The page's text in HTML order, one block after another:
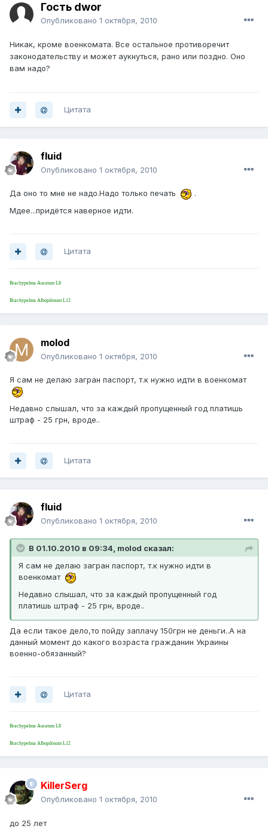
Гость dwor
Опубликовано 1 октября, 2010
Никак, кроме военкомата. Все остальное противоречит
законодательству и может аукнуться, рано или поздно. Оно
вам надо?
Цитата
fluid
Опубликовано 1 октября, 2010
Да оно то мне не надо.Надо только печать
.
Мдее...придётся наверное идти.
Цитата
Brachypelma Auratum L8
Brachypelma Albopilosum L12
molod
Опубликовано 1 октября, 2010
Я сам не делаю загран паспорт, т.к нужно идти в военкомат
Недавно слышал, что за каждый пропущенный год платишь
штраф - 25 грн, вроде..
Цитата
fluid
Опубликовано 1 октября, 2010
В 01.10.2010 в 09:34, molod сказал:
Я сам не делаю загран паспорт, т.к нужно идти в
военкомат
Недавно слышал, что за каждый пропущенный год
платишь штраф - 25 грн, вроде..
Да если такое дело,то пойду заплачу 150грн не деньги..А на
данный момент до какого возраста гражданин Украины
военно-обязанный?
Цитата
Brachypelma Auratum L8
Brachypelma Albopilosum L12
KillerSerg
Опубликовано 1 октября, 2010
до 25 лет